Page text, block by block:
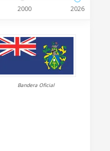
2000 2026
Bandera Oficial